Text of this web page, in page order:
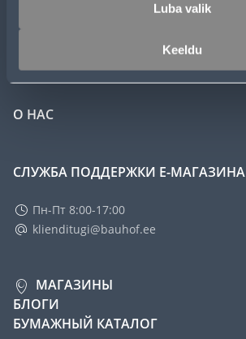
Luba valik
Keeldu
УСЛУГИ
КЛУБ МАСТЕРОВ
О НАС
СЛУЖБА ПОДДЕРЖКИ Е-МАГАЗИНА
Пн-Пт 8:00-17:00
klienditugi@bauhof.ee
МАГАЗИНЫ
БЛОГИ
БУМАЖНЫЙ КАТАЛОГ